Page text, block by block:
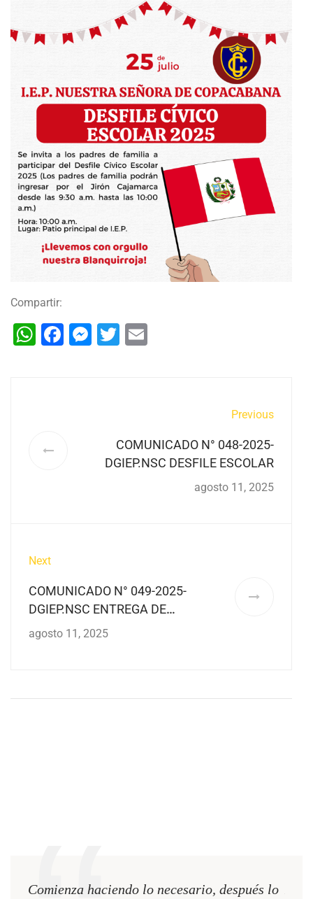
Compartir:
WhatsApp
Facebook
Messenger
Twitter
Previous
COMUNICADO N° 048-2025-
DGIEP.NSC DESFILE ESCOLAR
agosto 11, 2025
Next
COMUNICADO N° 049-2025-
DGIEP.NSC ENTREGA DE
EINFORMES DE PROGRESO DEL II
agosto 11, 2025
Comienza haciendo lo necesario, después lo